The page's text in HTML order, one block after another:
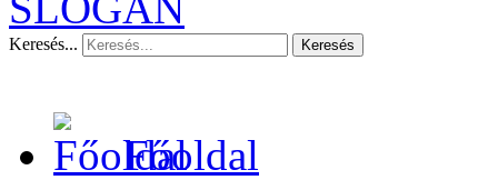
Keresés... Keresés
Főoldal